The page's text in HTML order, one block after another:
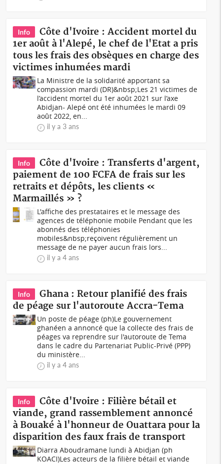
Info
Côte d'Ivoire : Accident mortel du
1er août à l'Alepé, le chef de l'Etat a pris
tous les frais des obsèques en charge des
victimes inhumées mardi
La Ministre de la solidarité apportant sa
compassion mardi (DR)&nbsp;Les 21 victimes de
l’accident mortel du 1er août 2021 sur l’axe
Abidjan- Alepé ont été inhumées le mardi 09
août 2022, en...
il y a 3 ans
Info
Côte d'Ivoire : Transferts d'argent,
paiement de 100 FCFA de frais sur les
retraits et dépôts, les clients «
Marmaillés » ?
L'affiche des prestataires et le message des
agences de téléphonie mobile Pendant que les
abonnés des téléphonies
mobiles&nbsp;reçoivent régulièrement un
message de ne payer aucun frais lors...
il y a 4 ans
Info
Ghana : Retour planifié des frais
de péage sur l'autoroute Accra-Tema
Un poste de péage (ph)Le gouvernement
ghanéen a annoncé que la collecte des frais de
péages va reprendre sur l'autoroute de Tema
dans le cadre du Partenariat Public-Privé (PPP)
du ministère...
il y a 4 ans
Info
Côte d'Ivoire : Filière bétail et
viande, grand rassemblement annoncé
à Bouaké à l'honneur de Ouattara pour la
disparition des faux frais de transport
Diarra Aboudramane lundi à Abidjan (ph
KOACI)Les acteurs de la filière bétail et viande